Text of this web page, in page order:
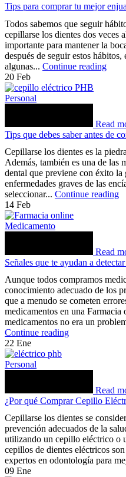
Tips para comprar tu mejor
Todos sabemos que seguir
cepillarse los dientes dos veces
importante para mantener la
después de seguir estos
algunas... Continue reading
20 Feb
Personal
Read
Tips que debes saber antes de
Cepillarse los dientes es la
Además, también es una de las
dental que previene con éxito
enfermedades graves de las
seleccionar... Continue reading
14 Feb
Medicamento
Read
Señales que te ayudan a
Aunque todos compramos
conocimiento adecuado de los
que a menudo se cometen
medicamentos en una
medicamentos no era un
Continue reading
22 Ene
Personal
Read
¿Por qué Comprar Cepillo
Cepillarse los dientes se
prevención adecuados de la
utilizando un cepillo eléctrico o
cepillos de dientes eléctricos
expertos en odontología para
09 Ene